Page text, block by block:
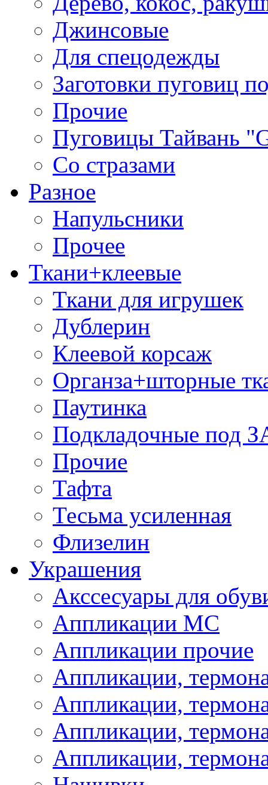
Джинсовые
Для спецодежды
Заготовки пуговиц
Прочие
Пуговицы Тайвань
Со стразами
Разное
Напульсники
Прочее
Ткани+клеевые
Ткани для игрушек
Дублерин
Клеевой корсаж
Органза+шторные
Паутинка
Подкладочные под
Прочие
Тафта
Тесьма усиленная
Флизелин
Украшения
Акссесуары для
Аппликации МС
Аппликации прочие
Аппликации,
Аппликации,
Аппликации,
Аппликации,